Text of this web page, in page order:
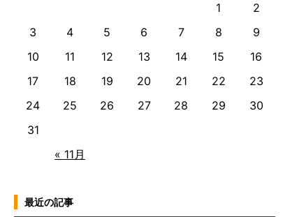
« 11月
1
2
3
4 5 6 7 8
9
10
11 12 13 14 15
16
17
18 19 20 21 22
23
24
25 26 27 28 29
30
31
最近の記事